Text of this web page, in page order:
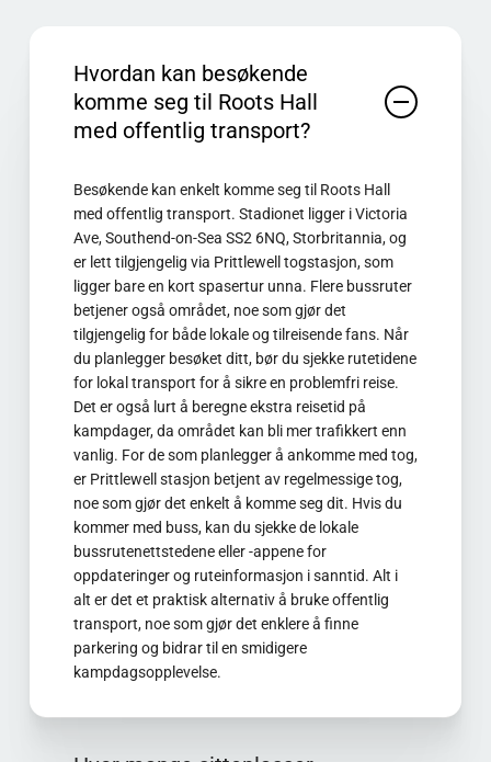
Hvordan kan besøkende
komme seg til Roots Hall
med offentlig transport?
Besøkende kan enkelt komme seg til Roots Hall
med offentlig transport. Stadionet ligger i Victoria
Ave, Southend-on-Sea SS2 6NQ, Storbritannia, og
er lett tilgjengelig via Prittlewell togstasjon, som
ligger bare en kort spasertur unna. Flere bussruter
betjener også området, noe som gjør det
tilgjengelig for både lokale og tilreisende fans. Når
du planlegger besøket ditt, bør du sjekke rutetidene
for lokal transport for å sikre en problemfri reise.
Det er også lurt å beregne ekstra reisetid på
kampdager, da området kan bli mer trafikkert enn
vanlig. For de som planlegger å ankomme med tog,
er Prittlewell stasjon betjent av regelmessige tog,
noe som gjør det enkelt å komme seg dit. Hvis du
kommer med buss, kan du sjekke de lokale
bussrutenettstedene eller -appene for
oppdateringer og ruteinformasjon i sanntid. Alt i
alt er det et praktisk alternativ å bruke offentlig
transport, noe som gjør det enklere å finne
parkering og bidrar til en smidigere
kampdagsopplevelse.